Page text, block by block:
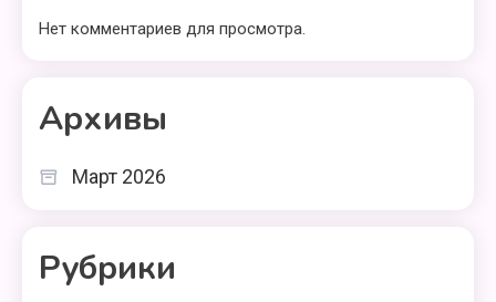
Нет комментариев для просмотра.
Архивы
Март 2026
Рубрики